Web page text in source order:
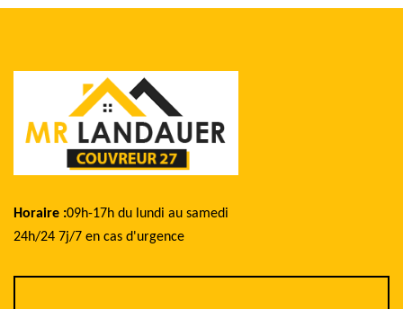
Horaire :09h-17h du lundi au samedi
24h/24 7j/7 en cas d'urgence